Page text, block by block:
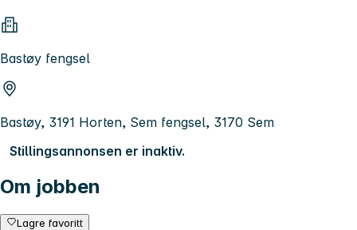
Bastøy fengsel
Bastøy, 3191 Horten, Sem fengsel, 3170 Sem
Stillingsannonsen er inaktiv.
Om jobben
Lagre favoritt